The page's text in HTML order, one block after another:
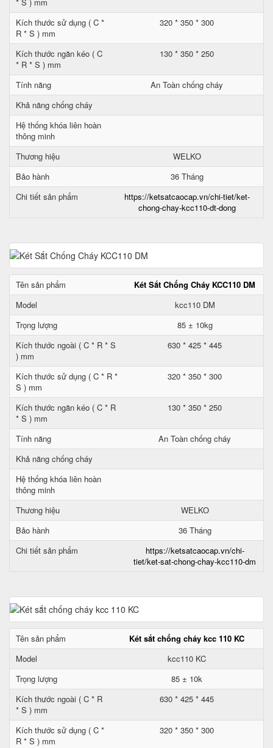
* S ) mm
Kích thước sử dụng ( C *
R * S ) mm
320 * 350 * 300
Kích thước ngăn kéo ( C
* R * S ) mm
130 * 350 * 250
Tính năng
An Toàn chống cháy
Khả năng chống cháy
Hệ thống khóa liên hoàn
thông minh
Thương hiệu
WELKO
Bảo hành
36 Tháng
Chi tiết sản phẩm
https://ketsatcaocap.vn/chi-tiet/ket-
chong-chay-kcc110-dt-dong
Tên sản phẩm
Két Sắt Chống Cháy KCC110 DM
Model
kcc110 DM
Trọng lượng
85 ± 10kg
Kích thước ngoài ( C * R * S
) mm
630 * 425 * 445
Kích thước sử dụng ( C * R *
S ) mm
320 * 350 * 300
Kích thước ngăn kéo ( C * R
* S ) mm
130 * 350 * 250
Tính năng
An Toàn chống cháy
Khả năng chống cháy
Hệ thống khóa liên hoàn
thông minh
Thương hiệu
WELKO
Bảo hành
36 Tháng
Chi tiết sản phẩm
https://ketsatcaocap.vn/chi-
tiet/ket-sat-chong-chay-kcc110-dm
Tên sản phẩm
Két sắt chống cháy kcc 110 KC
Model
kcc110 KC
Trọng lượng
85 ± 10k
Kích thước ngoài ( C * R
* S ) mm
630 * 425 * 445
Kích thước sử dụng ( C *
R * S ) mm
320 * 350 * 300